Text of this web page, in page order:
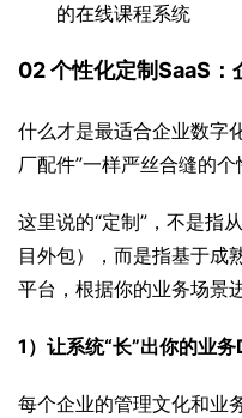
的在线课程系统
02 个性化定制SaaS：
什么才是最适合企业数字
厂配件”一样严丝合缝的个
这里说的“定制”，不是指
目外包），而是指基于成
平台，根据你的业务场景
1）让系统“长”出你的业
每个企业的管理文化和业